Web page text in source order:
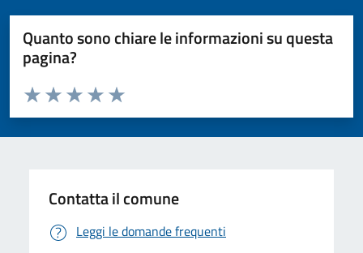
Quanto sono chiare le informazioni su questa
pagina?
Valuta da 1 a 5 stelle la pagina
Valuta 5 stelle su 5
Valuta 4 stelle su 5
Valuta 3 stelle su 5
Valuta 2 stelle su 5
Valuta 1 stelle su 5
Contatta il comune
Leggi le domande frequenti